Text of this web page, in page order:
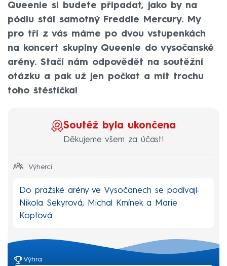
Queenie si budete připadat, jako by na
pódiu stál samotný Freddie Mercury. My
pro tři z vás máme po dvou vstupenkách
na koncert skupiny Queenie do vysočanské
arény. Stačí nám odpovědět na soutěžní
otázku a pak už jen počkat a mít trochu
toho štěstíčka!
Soutěž byla ukončena
Děkujeme všem za účast!
Výherci
Do pražské arény ve Vysočanech se podívají:
Nikola Sekyrová, Michal Kmínek a Marie
Koptová.
Výhra